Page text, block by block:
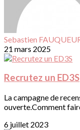
Sebastien
21 mars 2025
Recrutez un ED3S
La campagne de
ouverte.Comment
6 juillet 2023